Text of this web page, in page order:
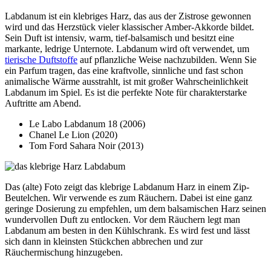
Labdanum ist ein klebriges Harz, das aus der Zistrose gewonnen
wird und das Herzstück vieler klassischer Amber-Akkorde bildet.
Sein Duft ist intensiv, warm, tief-balsamisch und besitzt eine
markante, ledrige Unternote. Labdanum wird oft verwendet, um
tierische Duftstoffe auf pflanzliche Weise nachzubilden. Wenn Sie
ein Parfum tragen, das eine kraftvolle, sinnliche und fast schon
animalische Wärme ausstrahlt, ist mit großer Wahrscheinlichkeit
Labdanum im Spiel. Es ist die perfekte Note für charakterstarke
Auftritte am Abend.
Le Labo Labdanum 18 (2006)
Chanel Le Lion (2020)
Tom Ford Sahara Noir (2013)
Das (alte) Foto zeigt das klebrige Labdanum Harz in einem Zip-
Beutelchen. Wir verwende es zum Räuchern. Dabei ist eine ganz
geringe Dosierung zu empfehlen, um dem balsamischen Harz seinen
wundervollen Duft zu entlocken. Vor dem Räuchern legt man
Labdanum am besten in den Kühlschrank. Es wird fest und lässt
sich dann in kleinsten Stückchen abbrechen und zur
Räuchermischung hinzugeben.